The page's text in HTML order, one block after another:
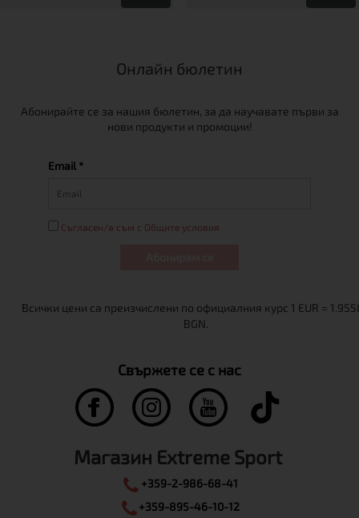
Онлайн бюлетин
Абонирайте се за нашия бюлетин, за да научавате първи за
нови продукти и промоции!
Email *
Съгласен/а съм с Общите условия
Свържете се с нас
Магазин Extreme Sport
+359-2-986-68-41
+359-895-46-10-12